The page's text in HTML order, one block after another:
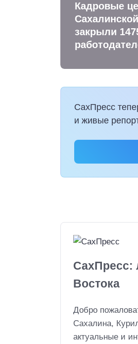
Кадровые
закрыли
СахПресс
и живые
СахПресс:
Востока
Добро
Сахалина,
актуальные и